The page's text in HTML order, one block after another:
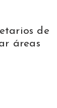
de
áreas